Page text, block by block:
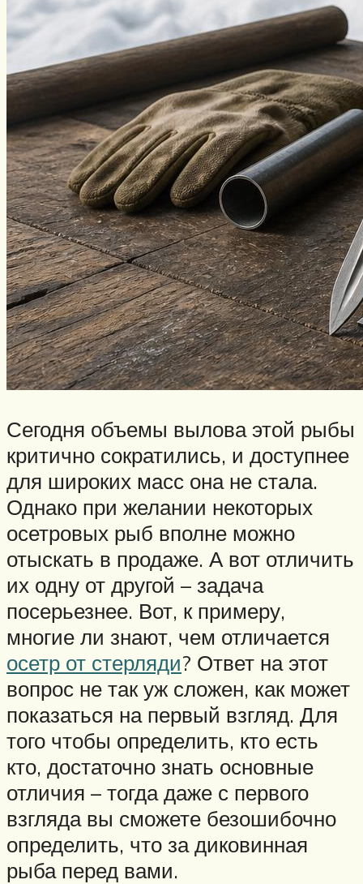
Сегодня объемы вылова этой рыбы
критично сократились, и доступнее
для широких масс она не стала.
Однако при желании некоторых
осетровых рыб вполне можно
отыскать в продаже. А вот отличить
их одну от другой – задача
посерьезнее. Вот, к примеру,
многие ли знают, чем отличается
осетр от стерляди? Ответ на этот
вопрос не так уж сложен, как может
показаться на первый взгляд. Для
того чтобы определить, кто есть
кто, достаточно знать основные
отличия – тогда даже с первого
взгляда вы сможете безошибочно
определить, что за диковинная
рыба перед вами.